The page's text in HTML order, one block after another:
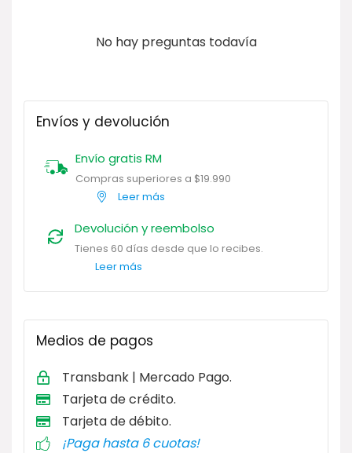
No hay preguntas todavía
Envíos y devolución
Envío gratis RM
Compras superiores a $19.990
Leer más
Devolución y reembolso
Tienes 60 días desde que lo recibes.
Leer más
Medios de pagos
Transbank | Mercado Pago.
Tarjeta decrédito.
Tarjeta de débito.
¡Paga hasta 6 cuotas!